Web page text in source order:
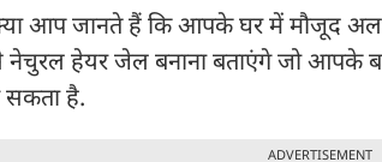
आप जानते हैं कि आपके घर में मौजूद
हेयर जेल बनाना बताएंगे जो आपके
है.
ADVERTISEMENT